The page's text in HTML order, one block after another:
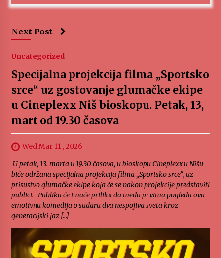
Next Post
Uncategorized
Specijalna projekcija filma „Sportsko
srce“ uz gostovanje glumačke ekipe
u Cineplexx Niš bioskopu. Petak, 13,
mart od 19.30 časova
Wed Mar 11 , 2026
U petak, 13. marta u 19.30 časova, u bioskopu Cineplexx u Nišu
biće održana specijalna projekcija filma „Sportsko srce“, uz
prisustvo glumačke ekipe koja će se nakon projekcije predstaviti
publici. Publika će imaće priliku da među prvima pogleda ovu
emotivnu komedija o sudaru dva nespojiva sveta kroz
generacijski jaz […]